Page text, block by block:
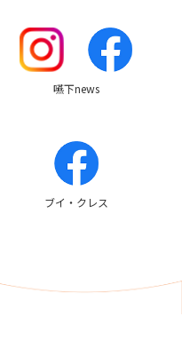
嚥下news
ブイ・クレス